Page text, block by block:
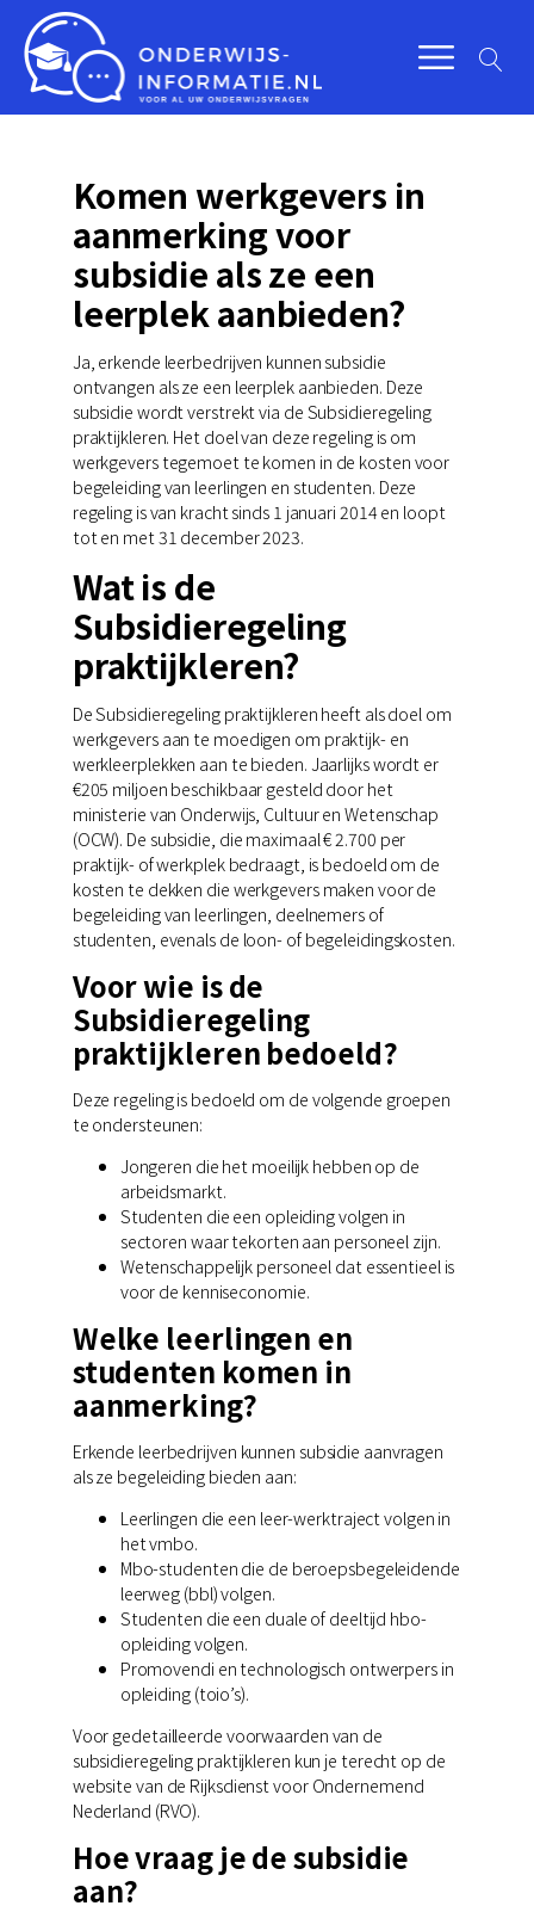
Komen werkgevers in
aanmerking voor
subsidie als ze een
leerplek aanbieden?
Ja, erkende leerbedrijven kunnen subsidie
ontvangen als ze een leerplek aanbieden. Deze
subsidie wordt verstrekt via de Subsidieregeling
praktijkleren. Het doel van deze regeling is om
werkgevers tegemoet te komen in de kosten voor
begeleiding van leerlingen en studenten. Deze
regeling is van kracht sinds 1 januari 2014 en loopt
tot en met 31 december 2023.
Wat is de
Subsidieregeling
praktijkleren?
De Subsidieregeling praktijkleren heeft als doel om
werkgevers aan te moedigen om praktijk- en
werkleerplekken aan te bieden. Jaarlijks wordt er
€205 miljoen beschikbaar gesteld door het
ministerie van Onderwijs, Cultuur en Wetenschap
(OCW). De subsidie, die maximaal € 2.700 per
praktijk- of werkplek bedraagt, is bedoeld om de
kosten te dekken die werkgevers maken voor de
begeleiding van leerlingen, deelnemers of
studenten, evenals de loon- of begeleidingskosten.
Voor wie is de
Subsidieregeling
praktijkleren bedoeld?
Deze regeling is bedoeld om de volgende groepen
te ondersteunen:
Jongeren die het moeilijk hebben op de
arbeidsmarkt.
Studenten die een opleiding volgen in
sectoren waar tekorten aan personeel zijn.
Wetenschappelijk personeel dat essentieel is
voor de kenniseconomie.
Welke leerlingen en
studenten komen in
aanmerking?
Erkende leerbedrijven kunnen subsidie aanvragen
als ze begeleiding bieden aan:
Leerlingen die een leer-werktraject volgen in
het vmbo.
Mbo-studenten die de beroepsbegeleidende
leerweg (bbl) volgen.
Studenten die een duale of deeltijd hbo-
opleiding volgen.
Promovendi en technologisch ontwerpers in
opleiding (toio’s).
Voor gedetailleerde voorwaarden van de
subsidieregeling praktijkleren kun je terecht op de
website van de Rijksdienst voor Ondernemend
Nederland (RVO).
Hoe vraag je de subsidie
aan?